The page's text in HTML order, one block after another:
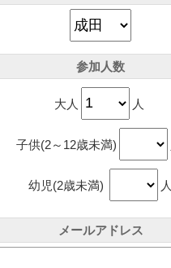
参加人数
大人 人
子供(2～12歳未満)
幼児(2歳未満) 人
メールアドレス